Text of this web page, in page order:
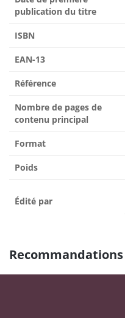
publication du titre
ISBN
EAN-13
Référence
Nombre de pages de
contenu principal
Format
Poids
Édité par
Recommandations